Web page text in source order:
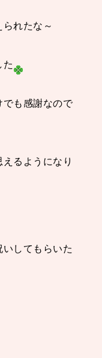
れたな～
た
でも感謝なので
るようになり
してもらいた